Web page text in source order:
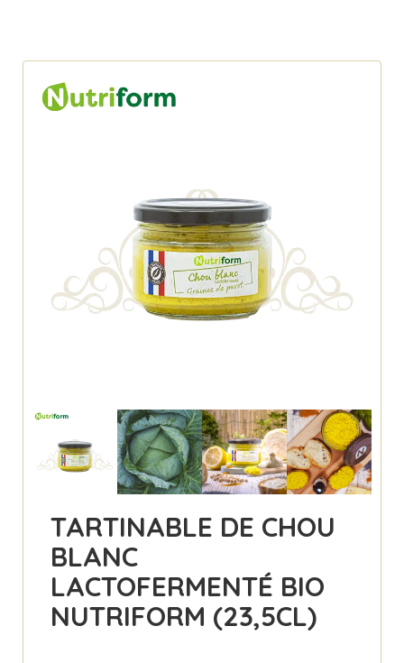
TARTINABLE DE CHOU
BLANC
LACTOFERMENTÉ BIO
NUTRIFORM (23,5CL)